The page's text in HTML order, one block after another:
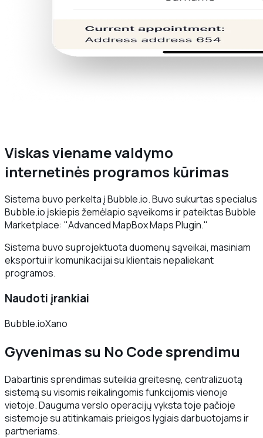
Viskas viename valdymo
internetinės programos kūrimas
Sistema buvo perkelta į Bubble.io. Buvo sukurtas specialus
Bubble.io įskiepis žemėlapio sąveikoms ir pateiktas Bubble
Marketplace: "Advanced MapBox Maps Plugin."
Sistema buvo suprojektuota duomenų sąveikai, masiniam
eksportui ir komunikacijai su klientais nepaliekant
programos.
Naudoti įrankiai
Bubble.ioXano
Gyvenimas su No Code sprendimu
Dabartinis sprendimas suteikia greitesnę, centralizuotą
sistemą su visomis reikalingomis funkcijomis vienoje
vietoje. Dauguma verslo operacijų vyksta toje pačioje
sistemoje su atitinkamais prieigos lygiais darbuotojams ir
partneriams.